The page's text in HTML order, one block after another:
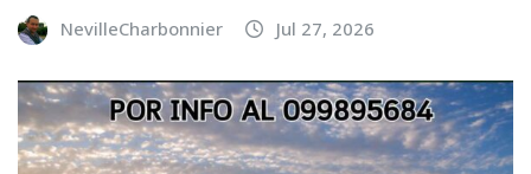
NevilleCharbonnier Jul 27, 2026